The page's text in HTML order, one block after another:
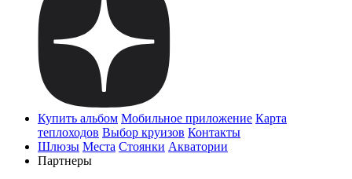
Купить альбом Мобильное приложение Карта
теплоходов Выбор круизов Контакты
Шлюзы Места Стоянки Акватории
Партнеры